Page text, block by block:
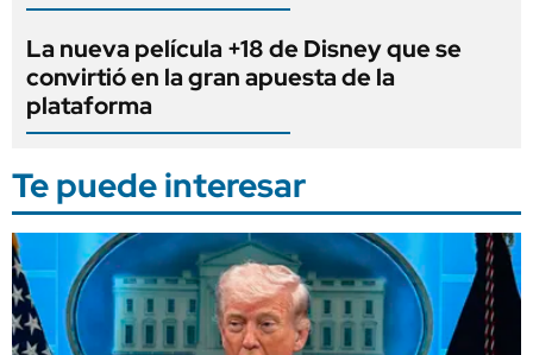
La nueva película +18 de Disney que se
convirtió en la gran apuesta de la
plataforma
Te puede interesar